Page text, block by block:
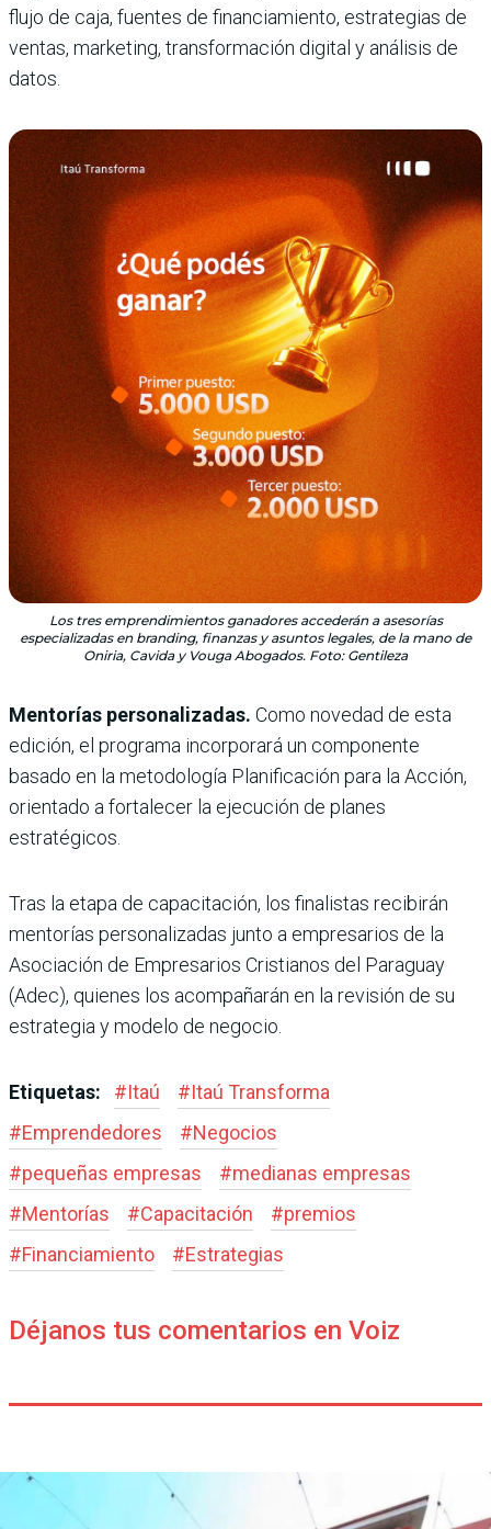
flujo de caja, fuentes de financiamiento, estrategias de
ventas, marketing, transformación digital y análisis de
datos.
Los tres emprendimientos ganadores accederán a asesorías
especializadas en branding, finanzas y asuntos legales, de la mano de
Oniria, Cavida y Vouga Abogados. Foto: Gentileza
Mentorías personalizadas. Como novedad de esta
edición, el programa incorporará un componente
basado en la metodología Planificación para la Acción,
orientado a fortalecer la ejecución de planes
estratégicos.
Tras la etapa de capacitación, los finalistas recibirán
mentorías personalizadas junto a empresarios de la
Asociación de Empresarios Cristianos del Paraguay
(Adec), quienes los acompañarán en la revisión de su
estrategia y modelo de negocio.
Etiquetas: #Itaú #Itaú Transforma
#Emprendedores #Negocios
#pequeñas empresas #medianas empresas
#Mentorías #Capacitación #premios
#Financiamiento #Estrategias
Déjanos tus comentarios en Voiz